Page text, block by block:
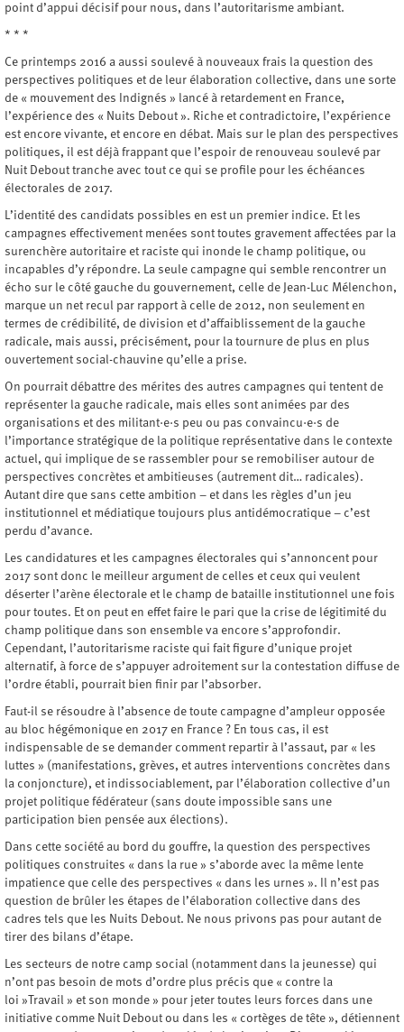
point d’appui décisif pour nous, dans l’autoritarisme ambiant.
* * *
Ce printemps 2016 a aussi soulevé à nouveaux frais la question des
perspectives politiques et de leur élaboration collective, dans une sorte
de « mouvement des Indignés » lancé à retardement en France,
l’expérience des « Nuits Debout ». Riche et contradictoire, l’expérience
est encore vivante, et encore en débat. Mais sur le plan des perspectives
politiques, il est déjà frappant que l’espoir de renouveau soulevé par
Nuit Debout tranche avec tout ce qui se profile pour les échéances
électorales de 2017.
L’identité des candidats possibles en est un premier indice. Et les
campagnes effectivement menées sont toutes gravement affectées par la
surenchère autoritaire et raciste qui inonde le champ politique, ou
incapables d’y répondre. La seule campagne qui semble rencontrer un
écho sur le côté gauche du gouvernement, celle de Jean-Luc Mélenchon,
marque un net recul par rapport à celle de 2012, non seulement en
termes de crédibilité, de division et d’affaiblissement de la gauche
radicale, mais aussi, précisément, pour la tournure de plus en plus
ouvertement social-chauvine qu’elle a prise.
On pourrait débattre des mérites des autres campagnes qui tentent de
représenter la gauche radicale, mais elles sont animées par des
organisations et des militant·e·s peu ou pas convaincu·e·s de
l’importance stratégique de la politique représentative dans le contexte
actuel, qui implique de se rassembler pour se remobiliser autour de
perspectives concrètes et ambitieuses (autrement dit… radicales).
Autant dire que sans cette ambition – et dans les règles d’un jeu
institutionnel et médiatique toujours plus antidémocratique – c’est
perdu d’avance.
Les candidatures et les campagnes électorales qui s’annoncent pour
2017 sont donc le meilleur argument de celles et ceux qui veulent
déserter l’arène électorale et le champ de bataille institutionnel une fois
pour toutes. Et on peut en effet faire le pari que la crise de légitimité du
champ politique dans son ensemble va encore s’approfondir.
Cependant, l’autoritarisme raciste qui fait figure d’unique projet
alternatif, à force de s’appuyer adroitement sur la contestation diffuse de
l’ordre établi, pourrait bien finir par l’absorber.
Faut-il se résoudre à l’absence de toute campagne d’ampleur opposée
au bloc hégémonique en 2017 en France ? En tous cas, il est
indispensable de se demander comment repartir à l’assaut, par « les
luttes » (manifestations, grèves, et autres interventions concrètes dans
la conjoncture), et indissociablement, par l’élaboration collective d’un
projet politique fédérateur (sans doute impossible sans une
participation bien pensée aux élections).
Dans cette société au bord du gouffre, la question des perspectives
politiques construites « dans la rue » s’aborde avec la même lente
impatience que celle des perspectives « dans les urnes ». Il n’est pas
question de brûler les étapes de l’élaboration collective dans des
cadres tels que les Nuits Debout. Ne nous privons pas pour autant de
tirer des bilans d’étape.
Les secteurs de notre camp social (notamment dans la jeunesse) qui
n’ont pas besoin de mots d’ordre plus précis que « contre la
loi »Travail » et son monde » pour jeter toutes leurs forces dans une
initiative comme Nuit Debout ou dans les « cortèges de tête », détiennent